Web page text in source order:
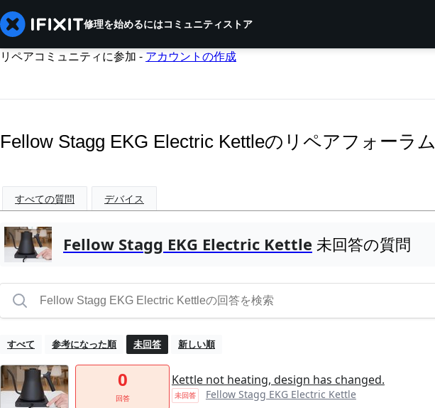
修理を始めるにはコミュニティストア
リペアコミュニティに参加 - アカウントの作成
Fellow Stagg EKG Electric Kettleのリペアフォーラム
すべての質問 デバイス
Fellow Stagg EKG Electric Kettle 未回答の質問
すべて 参考になった順 未回答 新しい順
0
回答
Kettle not heating, design has changed.
未回答 Fellow Stagg EKG Electric Kettle